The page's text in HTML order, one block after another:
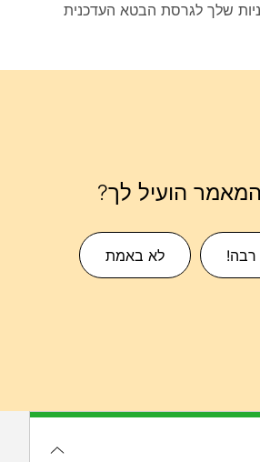
שלך לגרסת הבטא העדכנית
הועיל לך?
רבה! לא באמת